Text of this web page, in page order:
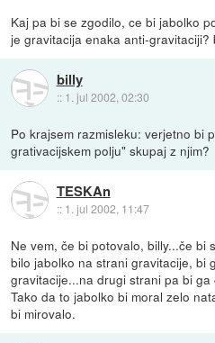
Kaj pa bi se zgodilo, ce bi jabolko
je gravitacija enaka anti-gravitaciji?
billy
:: 1. jul 2002, 02:30
Po krajsem razmisleku: verjetno bi
grativacijskem polju" skupaj z njim?
TESKAn
:: 1. jul 2002, 11:47
Ne vem, če bi potovalo, billy...če bi
bilo jabolko na strani gravitacije, bi
gravitacije...na drugi strani pa bi
Tako da to jabolko bi moral zelo
bi mirovalo.